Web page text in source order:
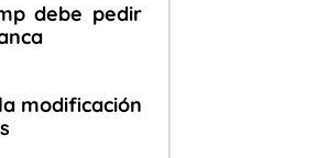
debe pedir
modificación